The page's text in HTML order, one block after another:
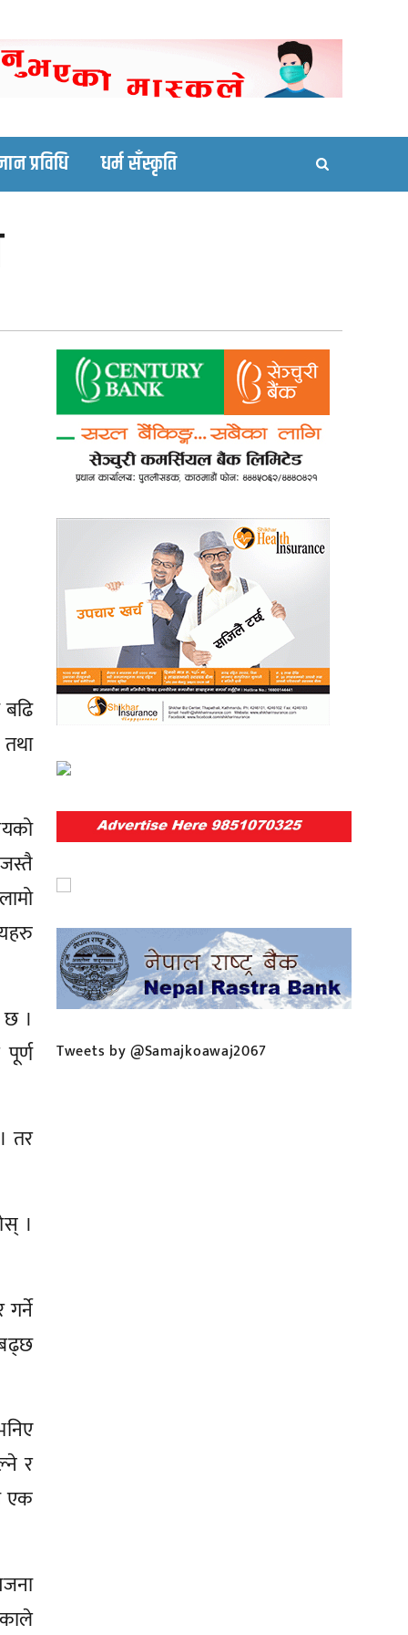
site
प्रविधि धर्म सँस्कृति
।
तर
।
गर्ने
र
एक
Tweets by @Samajkoawaj2067